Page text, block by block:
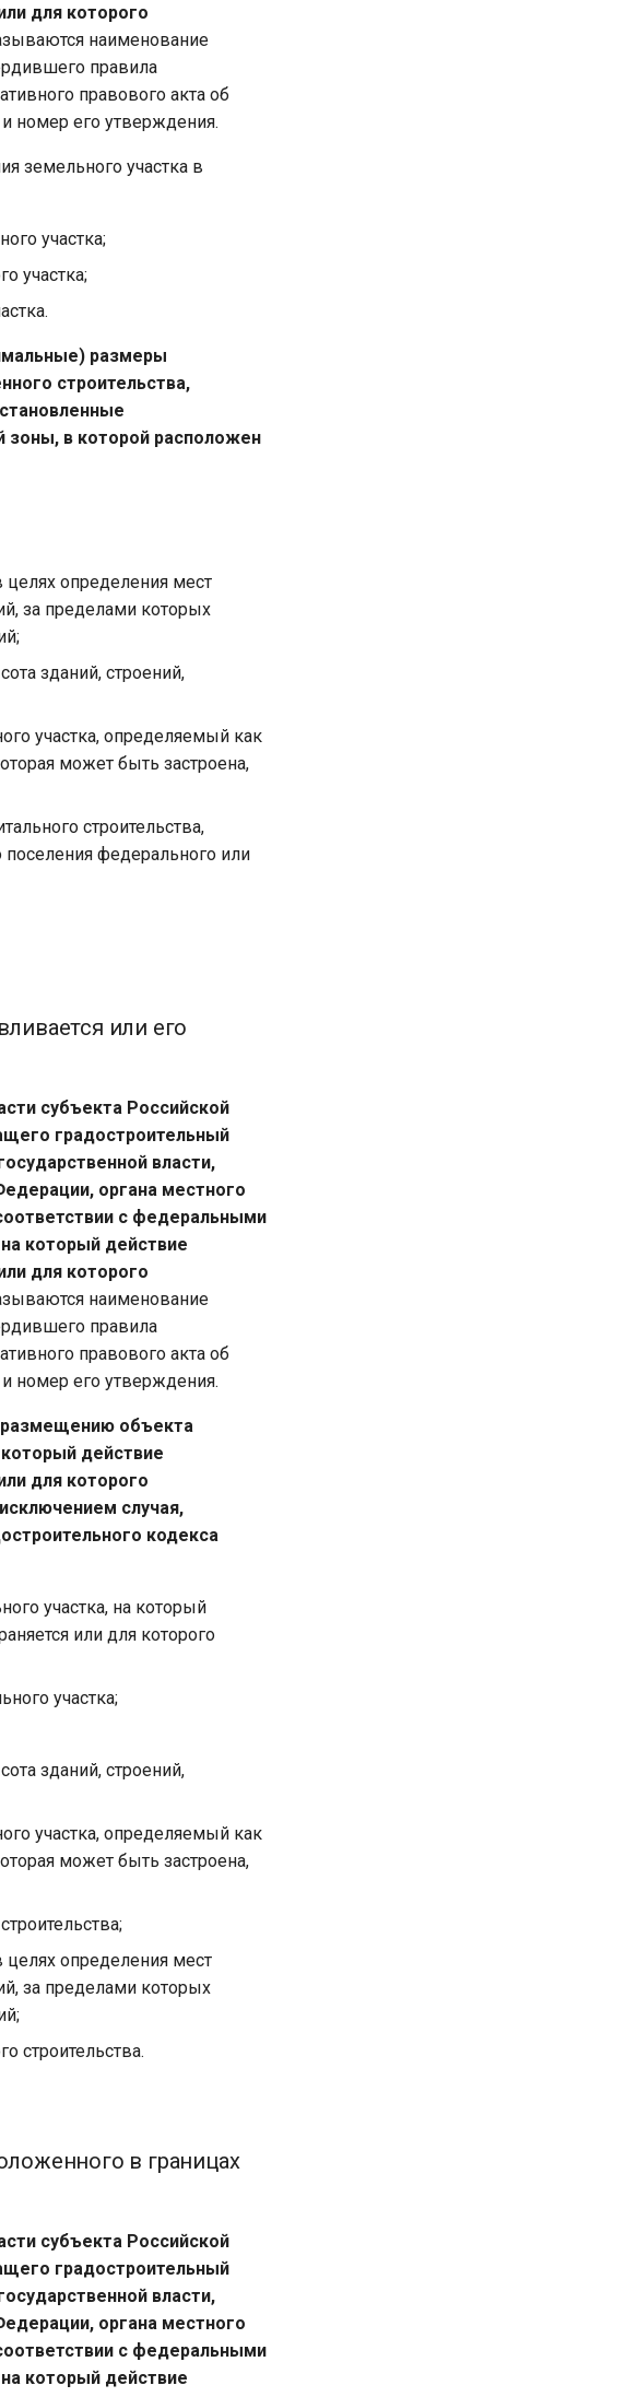
для которого
наименование
правила
правового акта об
номер его утверждения.
земельного участка в
участка;
участка;
размеры
строительства,
зоны, в которой расположен
целях определения мест
за пределами которых
зданий, строений,
участка, определяемый как
может быть застроена,
строительства,
федерального или
или его
субъекта Российской
градостроительный
власти,
органа местного
с федеральными
который действие
для которого
наименование
правила
правового акта об
номер его утверждения.
размещению объекта
действие
для которого
случая,
кодекса
участка, на который
или для которого
участка;
зданий, строений,
участка, определяемый как
может быть застроена,
целях определения мест
за пределами которых
строительства.
в границах
субъекта Российской
градостроительный
власти,
органа местного
с федеральными
который действие